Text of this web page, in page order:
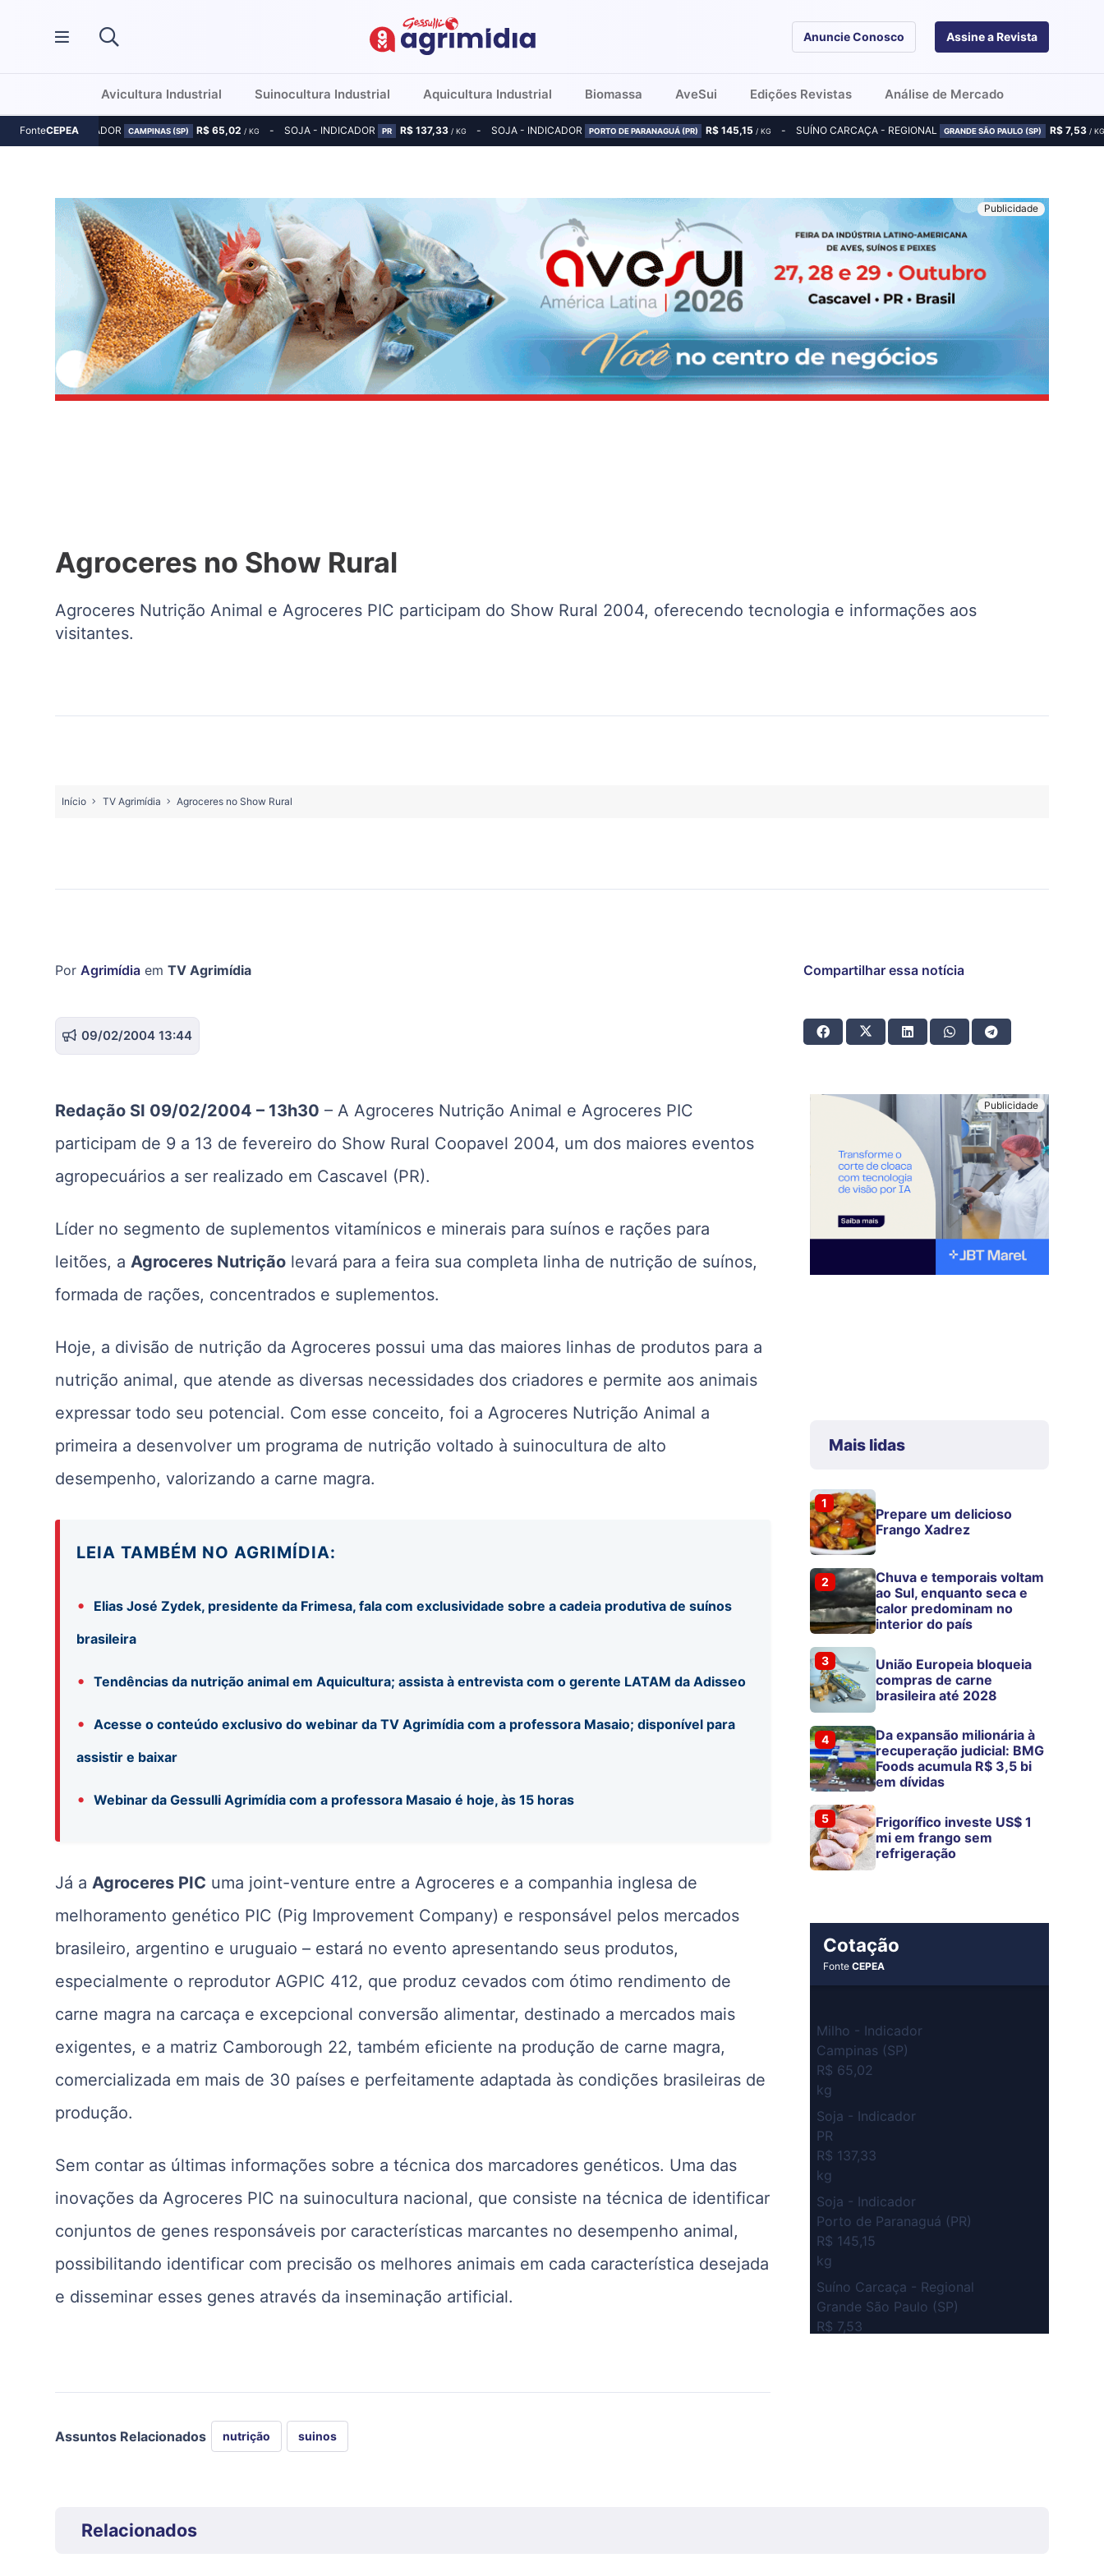
Anuncie Conosco Assine a Revista
Avicultura Industrial Suinocultura Industrial Aquicultura Industrial Biomassa AveSui Edições Revistas Análise de Mercado
FonteCEPEA
MILHO - INDICADOR CAMPINAS (SP) R$ 65,02 / KG SOJA - INDICADOR PR R$ 137,33/ KG SOJA - INDICADOR PORTO DE PARANAGUÁ (PR) R$ 145,15 / KG SUÍNO CARCAÇA - REGIONAL GRANDE SÃO PAULO (SP) R$ 7,53/ KG
Agroceres no Show Rural
Agroceres Nutrição Animal e Agroceres PIC participam do Show Rural 2004, oferecendo tecnologia e informações aos
visitantes.
Início TV Agrimídia Agroceres no Show Rural
Por Agrimídia em TV Agrimídia
09/02/2004 13:44
Compartilhar essa notícia
Redação SI 09/02/2004 – 13h30 – A Agroceres Nutrição Animal e Agroceres PIC
participam de 9 a 13 de fevereiro do Show Rural Coopavel 2004, um dos maiores eventos
agropecuários a ser realizado em Cascavel (PR).
Líder no segmento de suplementos vitamínicos e minerais para suínos e rações para
leitões, aAgroceres Nutrição levará para a feira sua completa linha de nutrição de suínos,
formada de rações, concentrados e suplementos.
Hoje, a divisão de nutrição da Agroceres possui uma das maiores linhas de produtos para a
nutrição animal, que atende as diversas necessidades dos criadores e permite aos animais
expressar todo seu potencial. Com esse conceito, foi a Agroceres Nutrição Animal a
primeira a desenvolver um programa de nutrição voltado à suinocultura de alto
desempenho, valorizando a carne magra.
LEIA TAMBÉM NO AGRIMÍDIA:
•
Elias José Zydek, presidente da Frimesa, fala com exclusividade sobre a cadeia produtiva de suínos
brasileira
• Tendências da nutrição animal em Aquicultura; assista à entrevista com o gerente LATAM da Adisseo
•
Acesse o conteúdo exclusivo do webinar da TV Agrimídia com a professora Masaio; disponível para
assistir e baixar
• Webinar da Gessulli Agrimídia com a professora Masaio é hoje, às 15 horas
Já aAgroceres PIC uma joint-venture entre a Agroceres e a companhia inglesa de
melhoramento genético PIC (Pig Improvement Company) e responsável pelos mercados
brasileiro, argentino e uruguaio – estará no evento apresentando seus produtos,
especialmente o reprodutor AGPIC 412, que produz cevados com ótimo rendimento de
carne magra na carcaça e excepcional conversão alimentar, destinado a mercados mais
exigentes, e a matriz Camborough 22, também eficiente na produção de carne magra,
comercializada em mais de 30 países e perfeitamente adaptada às condições brasileiras de
produção.
Sem contar as últimas informações sobre a técnica dos marcadores genéticos. Uma das
inovações da Agroceres PIC na suinocultura nacional, que consiste na técnica de identificar
conjuntos de genes responsáveis por características marcantes no desempenho animal,
possibilitando identificar com precisão os melhores animais em cada característica desejada
e disseminar esses genes através da inseminação artificial.
Assuntos Relacionados nutrição suinos
Mais lidas
1
Prepare um delicioso
Frango Xadrez
2
Chuva e temporais voltam
ao Sul, enquanto seca e
calor predominam no
interior do país
3
União Europeia bloqueia
compras de carne
brasileira até 2028
4
Da expansão milionária à
recuperação judicial: BMG
Foods acumula R$ 3,5 bi
em dívidas
5
Frigorífico investe US$ 1
mi em frango sem
refrigeração
Cotação
FonteCEPEA
Milho - Indicador
Campinas (SP)
R$ 65,02
kg
Soja - Indicador
PR
R$ 137,33
kg
Soja - Indicador
Porto de Paranaguá (PR)
R$ 145,15
kg
Suíno Carcaça - Regional
Grande São Paulo (SP)
R$ 7,53
Relacionados